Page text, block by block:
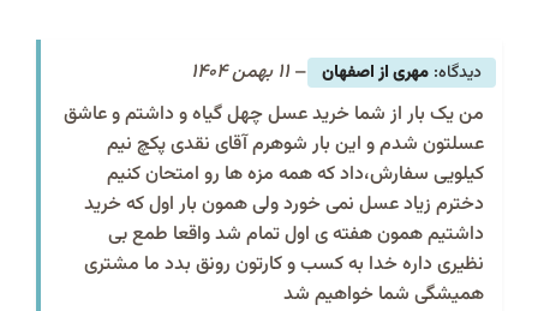
مهری از اصفهان – 11 بهمن 1404
من یک بار از شما خرید عسل چهل گیاه و داشتم و عاشق
عسلتون شدم و این بار شوهرم آقای نقدی پکچ نیم
کیلویی سفارش،داد که همه مزه ها رو امتحان کنیم
دخترم زیاد عسل نمی خورد ولی همون بار اول که خرید
داشتیم همون هفته ی اول تمام شد واقعا طمع بی
نظیری داره خدا به کسب و کارتون رونق بدد ما مشتری
همیشگی شما خواهیم شد